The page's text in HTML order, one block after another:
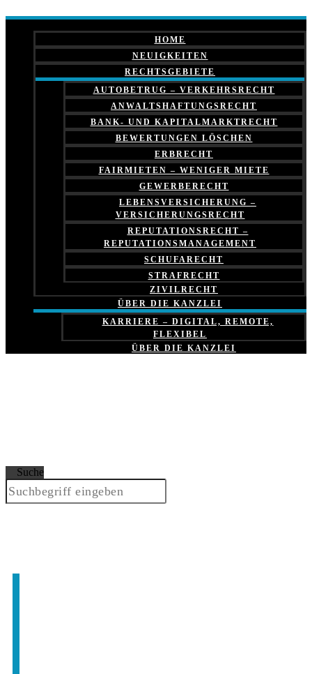
HOME
NEUIGKEITEN
RECHTSGEBIETE
AUTOBETRUG – VERKEHRSRECHT
ANWALTSHAFTUNGSRECHT
BANK- UND KAPITALMARKTRECHT
BEWERTUNGEN LÖSCHEN
ERBRECHT
FAIRMIETEN – WENIGER MIETE
GEWERBERECHT
LEBENSVERSICHERUNG –
VERSICHERUNGSRECHT
REPUTATIONSRECHT –
REPUTATIONSMANAGEMENT
SCHUFARECHT
STRAFRECHT
ZIVILRECHT
ÜBER DIE KANZLEI
KARRIERE – DIGITAL, REMOTE,
FLEXIBEL
ÜBER DIE KANZLEI
Suche